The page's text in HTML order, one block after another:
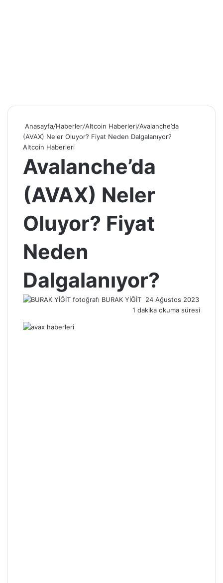
Anasayfa/Haberler/Altcoin Haberleri/Avalanche’da
(AVAX) Neler Oluyor? Fiyat Neden Dalgalanıyor?
Altcoin Haberleri
Avalanche’da
(AVAX) Neler
Oluyor? Fiyat
Neden
Dalgalanıyor?
BURAK YİĞİT Bir
e-
24 Ağustos 2023
1 dakika okuma süresi